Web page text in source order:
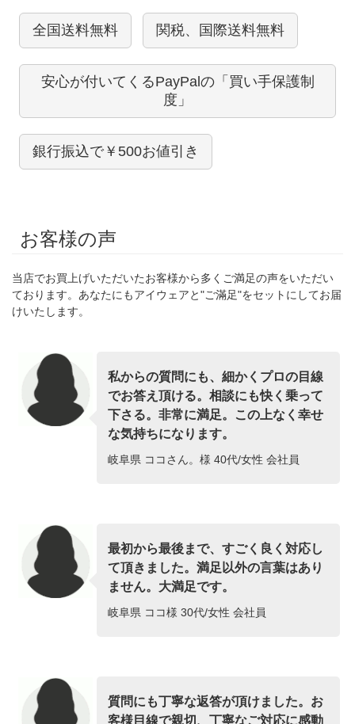
全国送料無料 関税、国際送料無料
安心が付いてくるPayPalの「買い手保護制
度」
銀行振込で￥500お値引き
お客様の声
当店でお買上げいただいたお客様から多くご満足の声をいただい
ております。あなたにもアイウェアと"ご滿足"をセットにしてお届
けいたします。
私からの質問にも、細かくプロの目線
でお答え頂ける。相談にも快く乗って
下さる。非常に満足。この上なく幸せ
な気持ちになります。
岐阜県 ココさん。様 40代/女性 会社員
最初から最後まで、すごく良く対応し
て頂きました。満足以外の言葉はあり
ません。大満足です。
岐阜県 ココ様 30代/女性 会社員
質問にも丁寧な返答が頂けました。お
客様目線で親切、丁寧なご対応に感動